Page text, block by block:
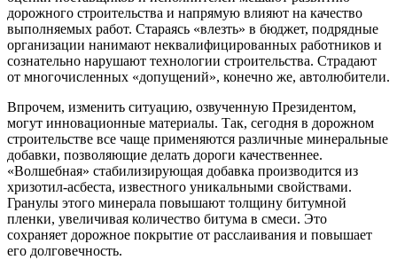
дорожного строительства и напрямую влияют на качество
выполняемых работ. Стараясь «влезть» в бюджет, подрядные
организации нанимают неквалифицированных работников и
сознательно нарушают технологии строительства. Страдают
от многочисленных «допущений», конечно же, автолюбители.
Впрочем, изменить ситуацию, озвученную Президентом,
могут инновационные материалы. Так, сегодня в дорожном
строительстве все чаще применяются различные минеральные
добавки, позволяющие делать дороги качественнее.
«Волшебная» стабилизирующая добавка производится из
хризотил-асбеста, известного уникальными свойствами.
Гранулы этого минерала повышают толщину битумной
пленки, увеличивая количество битума в смеси. Это
сохраняет дорожное покрытие от расслаивания и повышает
его долговечность.